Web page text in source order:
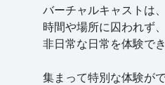
バーチャルキャストは、
時間や場所に囚われず
非日常な日常を体験で
集まって特別な体験が